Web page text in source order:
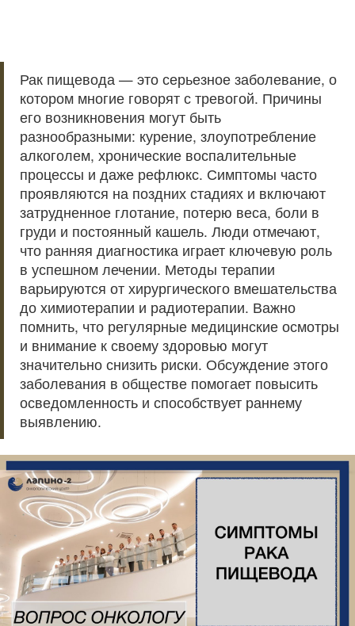
Рак пищевода — это серьезное заболевание, о
котором многие говорят с тревогой. Причины
его возникновения могут быть
разнообразными: курение, злоупотребление
алкоголем, хронические воспалительные
процессы и даже рефлюкс. Симптомы часто
проявляются на поздних стадиях и включают
затрудненное глотание, потерю веса, боли в
груди и постоянный кашель. Люди отмечают,
что ранняя диагностика играет ключевую роль
в успешном лечении. Методы терапии
варьируются от хирургического вмешательства
до химиотерапии и радиотерапии. Важно
помнить, что регулярные медицинские осмотры
и внимание к своему здоровью могут
значительно снизить риски. Обсуждение этого
заболевания в обществе помогает повысить
осведомленность и способствует раннему
выявлению.